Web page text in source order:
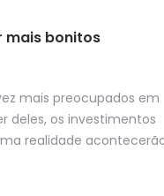
mais bonitos
mais preocupados em
deles, os investimentos
realidade